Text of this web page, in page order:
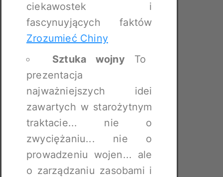
ciekawostek i
fascynuyjących faktów
Zrozumieć Chiny
Sztuka wojnyTo
prezentacja
najważniejszych idei
zawartych w starożytnym
traktacie... nie o
zwyciężaniu... nie o
prowadzeniu wojen... ale
o zarządzaniu zasobami i